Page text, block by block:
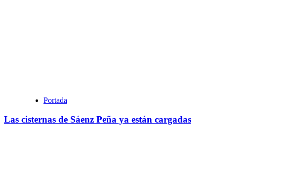
Portada
Las cisternas de Sáenz Peña ya están cargadas